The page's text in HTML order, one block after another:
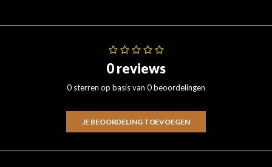
0 reviews
0 sterren op basis van 0 beoordelingen
JE BEOORDELING TOEVOEGEN